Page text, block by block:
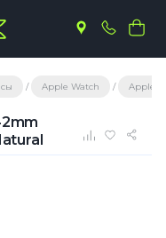
Apple Watch Apple